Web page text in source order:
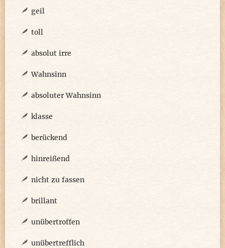
geil
toll
absolut irre
Wahnsinn
absoluter Wahnsinn
klasse
berückend
hinreißend
nicht zu fassen
brillant
unübertroffen
unübertrefflich